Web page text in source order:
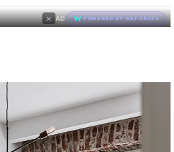
× AD POWERED BY WEFORADS